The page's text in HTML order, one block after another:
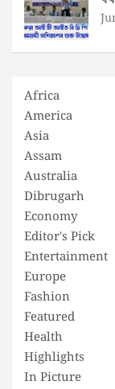
Africa
America
Asia
Assam
Australia
Dibrugarh
Economy
Editor's Pick
Entertainment
Europe
Fashion
Featured
Health
Highlights
In Picture